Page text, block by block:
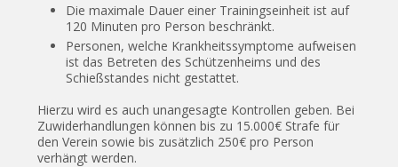
Die maximale Dauer einer Trainingseinheit ist auf
120 Minuten pro Person beschränkt.
Personen, welche Krankheitssymptome aufweisen
ist das Betreten des Schützenheims und des
Schießstandes nicht gestattet.
Hierzu wird es auch unangesagte Kontrollen geben. Bei
Zuwiderhandlungen können bis zu 15.000€ Strafe für
den Verein sowie bis zusätzlich 250€ pro Person
verhängt werden.